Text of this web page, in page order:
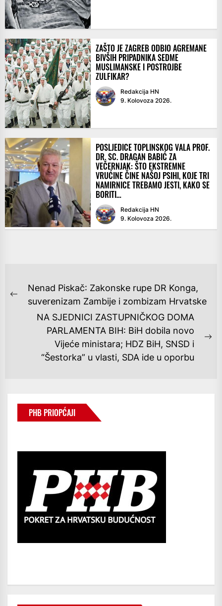
ZAŠTO JE ZAGREB ODBIO AGREMANE
BIVŠIH PRIPADNIKA SEDME
MUSLIMANSKE I POSTROJBE
ZULFIKAR?
Redakcija HN
9. Kolovoza 2026.
POSLJEDICE TOPLINSKOG VALA PROF.
DR. SC. DRAGAN BABIĆ ZA
VEČERNJAK: ŠTO EKSTREMNE
VRUĆINE ČINE NAŠOJ PSIHI, KOJE TRI
NAMIRNICE TREBAMO JESTI, KAKO SE
BORITI…
Redakcija HN
9. Kolovoza 2026.
NAVIGACIJA
OBJAVA
Previous
Nenad Piskač: Zakonske rupe DR Konga,
suverenizam Zambije i zombizam Hrvatske
NA SJEDNICI ZASTUPNIČKOG DOMA
PARLAMENTA BIH: BiH dobila novo
Vijeće ministara; HDZ BiH, SNSD i
“Šestorka” u vlasti, SDA ide u oporbu
PHB PRIOPĆAJI